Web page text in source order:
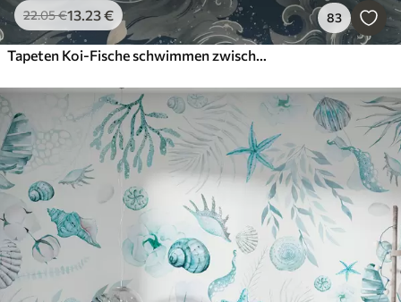
22.05€13.23€ 83
Tapeten Koi-Fische schwimmen zwischen dramatischen Meereswellen